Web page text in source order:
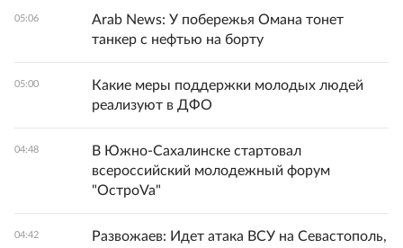
05:06
Arab News: У побережья Омана тонет
танкер с нефтью на борту
05:00
Какие меры поддержки молодых людей
реализуют в ДФО
04:48
В Южно-Сахалинске стартовал
всероссийский молодежный форум
"ОстроVa"
04:42
Развожаев: Идет атака ВСУ на Севастополь,